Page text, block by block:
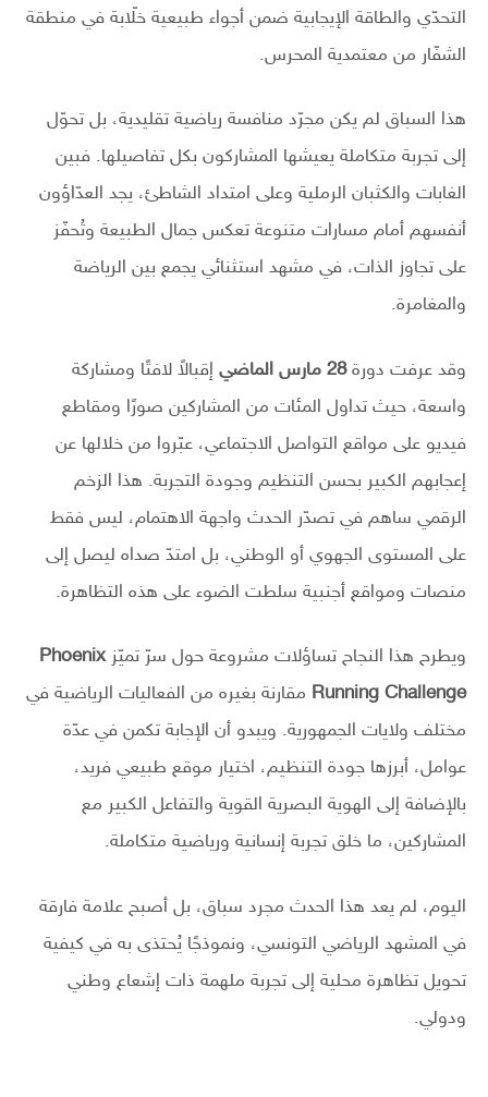
التحدّي والطاقة الإيجابية ضمن أجواء طبيعية خلّابة في منطقة
الشفّار من معتمدية المحرس.
هذا السباق لم يكن مجرّد منافسة رياضية تقليدية، بل تحوّل
إلى تجربة متكاملة يعيشها المشاركون بكل تفاصيلها. فبين
الغابات والكثبان الرملية وعلى امتداد الشاطئ، يجد العدّاؤون
أنفسهم أمام مسارات متنوعة تعكس جمال الطبيعة وتُحفّز
على تجاوز الذات، في مشهد استثنائي يجمع بين الرياضة
والمغامرة.
وقد عرفت دورة28 مارس الماضي
إقبالاً لافتًا ومشاركة
واسعة، حيث تداول المئات من المشاركين صورًا ومقاطع
فيديو على مواقع التواصل الاجتماعي، عبّروا من خلالها عن
إعجابهم الكبير بحسن التنظيم وجودة التجربة. هذا الزخم
الرقمي ساهم في تصدّر الحدث واجهة الاهتمام، ليس فقط
على المستوى الجهوي أو الوطني، بل امتدّ صداه ليصل إلى
منصات ومواقع أجنبية سلطت الضوء على هذه التظاهرة.
ويطرح هذا النجاح تساؤلات مشروعة حول سرّ تميّزPhoenix
Running Challenge مقارنة بغيره من الفعاليات الرياضية في
مختلف ولايات الجمهورية. ويبدو أن الإجابة تكمن في عدّة
عوامل، أبرزها جودة التنظيم، اختيار موقع طبيعي فريد،
بالإضافة إلى الهوية البصرية القوية والتفاعل الكبير مع
المشاركين، ما خلق تجربة إنسانية ورياضية متكاملة.
اليوم، لم يعد هذا الحدث مجرد سباق، بل أصبح علامة فارقة
في المشهد الرياضي التونسي، ونموذجًا يُحتذى به في كيفية
تحويل تظاهرة محلية إلى تجربة ملهمة ذات إشعاع وطني
ودولي.